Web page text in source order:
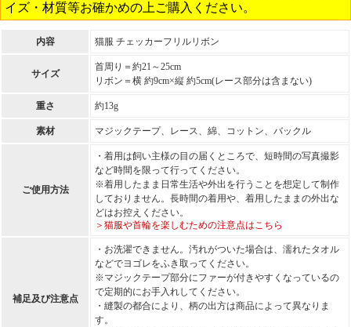
イズ・材質等お確かめの上ご購入ください。
内容 猫服 チェッカーフリルリボン
サイズ
首周り＝約21～25cm
リボン＝横 約9cm×縦 約5cm(レース部分は含まない)
重さ 約13g
素材 マジックテープ、レース、綿、コットン、バックル
ご使用方法
・着用は飼い主様の目の届くところで、短時間の写真撮影
など時間を限って行ってください。
※着用したまま日常生活や外出を行うことを想定して制作
しておりません。長時間の着用や、着用したままの外出な
どはお控えください。
＞猫服や首輪を楽しむための注意点はこちら
補足及び注意点
・お洗濯できません。汚れがついた場合は、濡れたタオル
などでヨゴレをふき取ってください。
※マジックテープ部分にファーが付きやすくなっているの
で定期的にお手入れしてください。
・縫製の都合により、柄の出方は商品によって異なりま
す。